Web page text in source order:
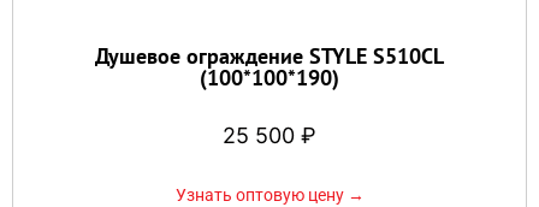
Душевое ограждение STYLE S510CL
(100*100*190)
25 500 ₽
Узнать оптовую цену →